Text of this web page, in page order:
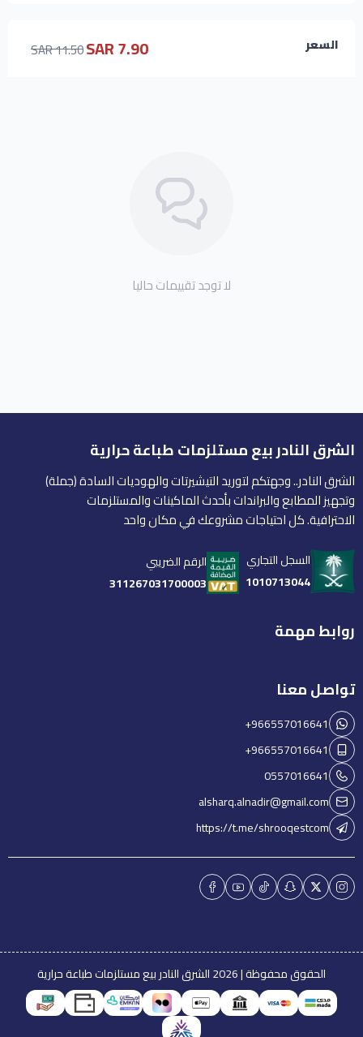
السعر 7.90 SAR
11.50 SAR
لا توجد تقييمات حاليا
الشرق النادر بيع مستلزمات طباعة حرارية
الشرق النادر.. وجهتكم لتوريد التيشيرتات والهوديات السادة (جملة)
وتجهيز المطابع والبراندات بأحدث الماكينات والمستلزمات
الاحترافية. كل احتياجات مشروعك في مكان واحد
السجل التجاري
1010713044
الرقم الضريبي
311267031700003
روابط مهمة
تواصل معنا
+966557016641
+966557016641
0557016641
alsharq.alnadir@gmail.com
https://t.me/shrooqestcom
الحقوق محفوظة | 2026 الشرق النادر بيع مستلزمات طباعة حرارية